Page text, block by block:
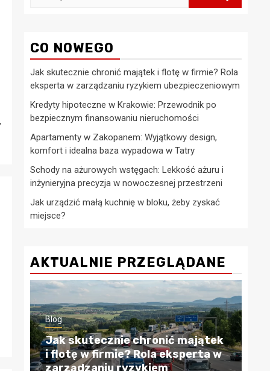
CO NOWEGO
Jak skutecznie chronić majątek i flotę w firmie? Rola
eksperta w zarządzaniu ryzykiem ubezpieczeniowym
Kredyty hipoteczne w Krakowie: Przewodnik po
bezpiecznym finansowaniu nieruchomości
Apartamenty w Zakopanem: Wyjątkowy design,
komfort i idealna baza wypadowa w Tatry
Schody na ażurowych wstęgach: Lekkość ażuru i
inżynieryjna precyzja w nowoczesnej przestrzeni
Jak urządzić małą kuchnię w bloku, żeby zyskać
miejsce?
AKTUALNIE PRZEGLĄDANE
Blog
Kredyty hipoteczne w Krakowie:
Przewodnik po bezpiecznym